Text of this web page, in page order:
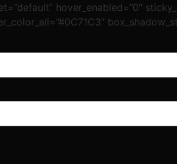
hover_enabled=”0″